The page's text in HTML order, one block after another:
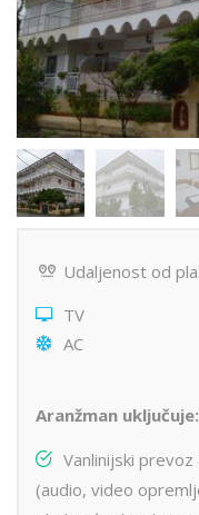
Udaljenost od
TV
AC
Aranžman uključuje:
Vanlinijski
(audio, video